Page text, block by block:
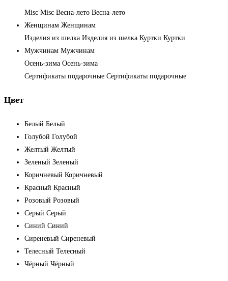
Misc Misc Весна-лето Весна-лето
Женщинам Женщинам
Изделия из шелка Изделия из шелка Куртки Куртки
Мужчинам Мужчинам
Осень-зима Осень-зима
Сертификаты подарочные Сертификаты подарочные
Цвет
Белый Белый
Голубой Голубой
Желтый Желтый
Зеленый Зеленый
Коричневый Коричневый
Красный Красный
Розовый Розовый
Серый Серый
Синий Синий
Сиреневый Сиреневый
Телесный Телесный
Чёрный Чёрный